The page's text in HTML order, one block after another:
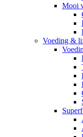
Mooi
Voeding &